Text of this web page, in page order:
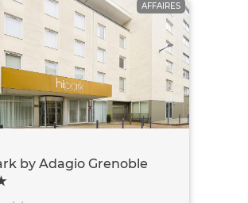
AFFAIRES
by Adagio Grenoble